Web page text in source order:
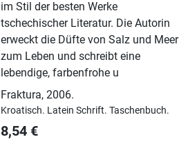
im Stil der besten Werke
tschechischer Literatur. Die Autorin
erweckt die Düfte von Salz und Meer
zum Leben und schreibt eine
lebendige, farbenfrohe u
Fraktura,2006.
Kroatisch. Latein Schrift.Taschenbuch.
8,54 €